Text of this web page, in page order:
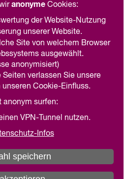
anonyme Cookies:
der Website-Nutzung
unserer Website.
Site von welchem Browser
ausgewählt.
anonymisiert)
Seiten verlassen Sie unsere
Cookie-Einfluss.
anonym surfen:
VPN-Tunnel nutzen.
Infos
speichern